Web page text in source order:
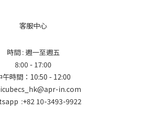
客服中心
時間 : 週一至週五
8:00 - 17:00
午時間：10:50 - 12:00
in.com
:+82 10-3493-9922